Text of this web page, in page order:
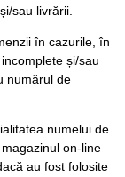
sau livrării.
în cazurile, în
și/sau
numărul de
numelui de
on-line
au fost folosite